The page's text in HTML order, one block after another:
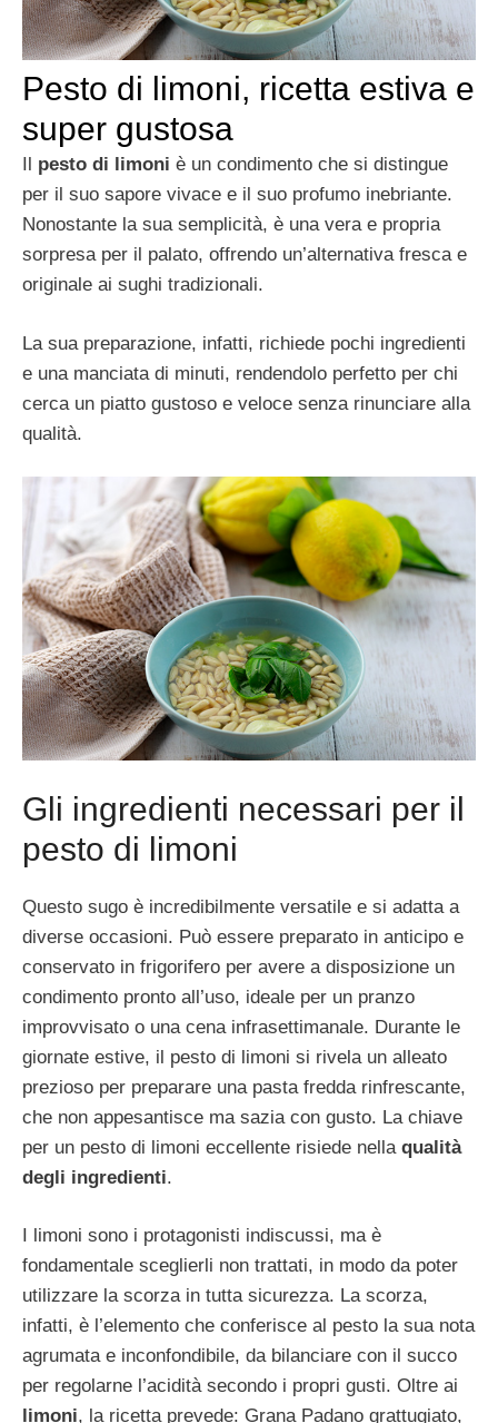
Pesto di limoni, ricetta estiva e
super gustosa
Il pesto di limoni è un condimento che si distingue
per il suo sapore vivace e il suo profumo inebriante.
Nonostante la sua semplicità, è una vera e propria
sorpresa per il palato, offrendo un’alternativa fresca e
originale ai sughi tradizionali.
La sua preparazione, infatti, richiede pochi ingredienti
e una manciata di minuti, rendendolo perfetto per chi
cerca un piatto gustoso e veloce senza rinunciare alla
qualità.
Gli ingredienti necessari per il
pesto di limoni
Questo sugo è incredibilmente versatile e si adatta a
diverse occasioni. Può essere preparato in anticipo e
conservato in frigorifero per avere a disposizione un
condimento pronto all’uso, ideale per un pranzo
improvvisato o una cena infrasettimanale. Durante le
giornate estive, il pesto di limoni si rivela un alleato
prezioso per preparare una pasta fredda rinfrescante,
che non appesantisce ma sazia con gusto. La chiave
per un pesto di limoni eccellente risiede nella qualità
degli ingredienti.
I limoni sono i protagonisti indiscussi, ma è
fondamentale sceglierli non trattati, in modo da poter
utilizzare la scorza in tutta sicurezza. La scorza,
infatti, è l’elemento che conferisce al pesto la sua nota
agrumata e inconfondibile, da bilanciare con il succo
per regolarne l’acidità secondo i propri gusti. Oltre ai
limoni, la ricetta prevede: Grana Padano grattugiato,